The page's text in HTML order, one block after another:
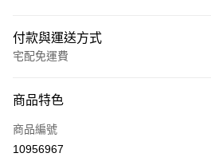
付款與運送方式
宅配免運費
信用卡一次付款
超商取貨付款
商品特色
商品編號
10956967